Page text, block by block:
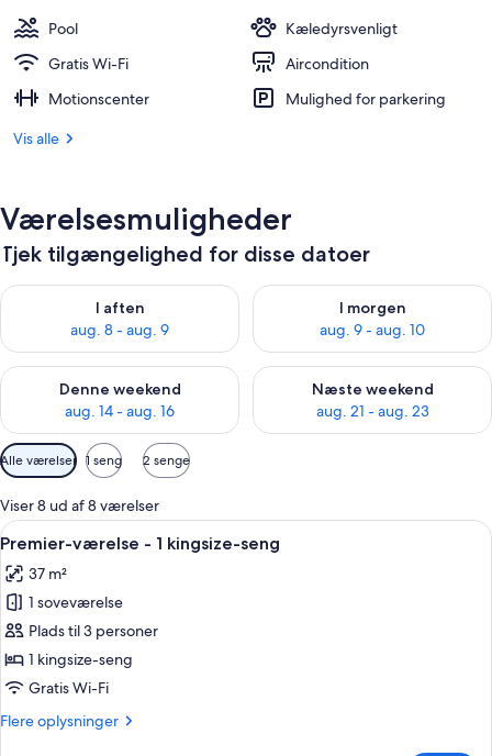
Udendørsområde
Pool
Kæledyrsvenligt
Gratis Wi-Fi
Aircondition
Motionscenter
Mulighed for parkering
Vis alle
Værelsesmuligheder
Tjek tilgængelighed for disse datoer
I aften
aug. 8 - aug. 9
Tjek tilgængelighed for i aften aug. 8 - aug. 9
I morgen
aug. 9 - aug. 10
Tjek tilgængelighed for i
Denne weekend
aug. 14 - aug. 16
Tjek tilgængelighed for denne weekend aug. 14 - aug. 16
Næste weekend
aug. 21 - aug. 23
Tjek tilgængelighed for næste
Tilgængelige
filtre
for
værelser
Alle værelser 1 seng 2 senge
Viser 8 ud af 8 værelser
Indlæs
alle
billeder
af
Premier-
værelse
-
kingsize-
Et hotelværelse med en stor seng,
6
Premier-værelse - 1 kingsize-seng
37 m²
1 soveværelse
Plads til 3 personer
1 kingsize-seng
Gratis Wi-Fi
Flere oplysninger
Flere